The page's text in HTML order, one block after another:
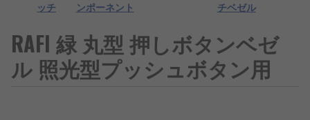
ッチ
ンポーネント
チベゼル
RAFI 緑 丸型 押しボタンベゼ
ル 照光型プッシュボタン用